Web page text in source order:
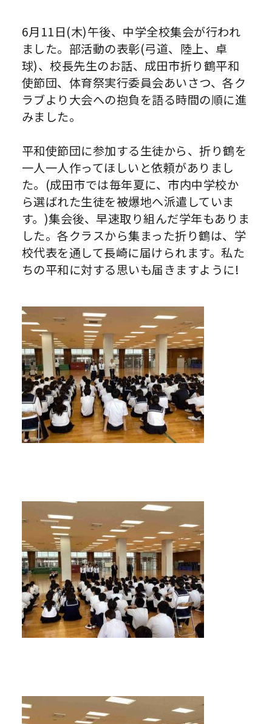
6月11日(木)午後、中学全校集会が行われ
ました。部活動の表彰(弓道、陸上、卓
球)、校長先生のお話、成田市折り鶴平和
使節団、体育祭実行委員会あいさつ、各ク
ラブより大会への抱負を語る時間の順に進
みました。
平和使節団に参加する生徒から、折り鶴を
一人一人作ってほしいと依頼がありまし
た。(成田市では毎年夏に、市内中学校か
ら選ばれた生徒を被爆地へ派遣していま
す。)集会後、早速取り組んだ学年もありま
した。各クラスから集まった折り鶴は、学
校代表を通して長崎に届けられます。私た
ちの平和に対する思いも届きますように!